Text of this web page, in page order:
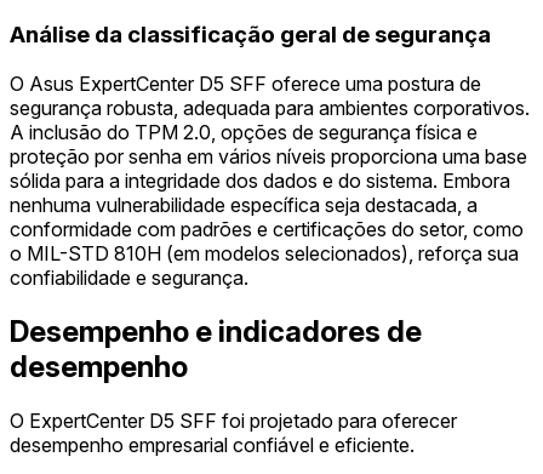
Análise da classificação geral de segurança
O Asus ExpertCenter D5 SFF oferece uma postura de
segurança robusta, adequada para ambientes corporativos.
A inclusão do TPM 2.0, opções de segurança física e
proteção por senha em vários níveis proporciona uma base
sólida para a integridade dos dados e do sistema. Embora
nenhuma vulnerabilidade específica seja destacada, a
conformidade com padrões e certificações do setor, como
o MIL-STD 810H (em modelos selecionados), reforça sua
confiabilidade e segurança.
Desempenho e indicadores de
desempenho
O ExpertCenter D5 SFF foi projetado para oferecer
desempenho empresarial confiável e eficiente.